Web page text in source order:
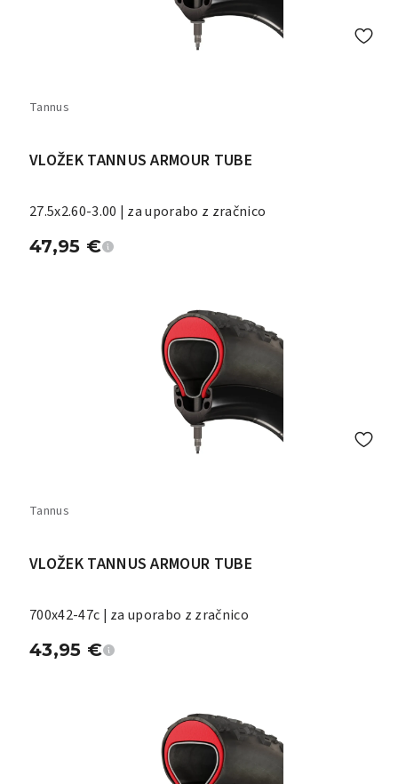
Tannus
VLOŽEK TANNUS ARMOUR TUBE
27.5x2.60-3.00 | za uporabo z zračnico
47,95 €
Tannus
VLOŽEK TANNUS ARMOUR TUBE
700x42-47c | za uporabo z zračnico
43,95 €